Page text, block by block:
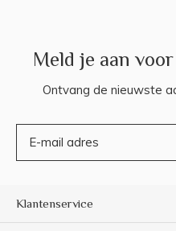
Meld je aan
Ontvang de nieuwste
Klantenservice